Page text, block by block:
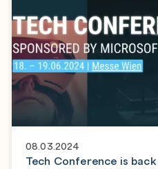
08.03.2024
Tech Conference is